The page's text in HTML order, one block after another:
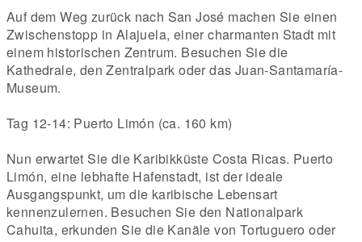
Auf dem Weg zurück nach San José machen Sie einen
Zwischenstopp in Alajuela, einer charmanten Stadt mit
einem historischen Zentrum. Besuchen Sie die
Kathedrale, den Zentralpark oder das Juan-Santamaría-
Museum.
Tag 12-14: Puerto Limón (ca. 160 km)
Nun erwartet Sie die Karibikküste Costa Ricas. Puerto
Limón, eine lebhafte Hafenstadt, ist der ideale
Ausgangspunkt, um die karibische Lebensart
kennenzulernen. Besuchen Sie den Nationalpark
Cahuita, erkunden Sie die Kanäle von Tortuguero oder